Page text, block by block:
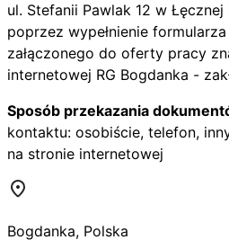
ul. Stefanii Pawlak 12 w
poprzez wypełnienie
załączonego do oferty pracy
internetowej RG Bogdanka -
Sposób przekazania
kontaktu: osobiście, telefon,
na stronie internetowej
Bogdanka, Polska